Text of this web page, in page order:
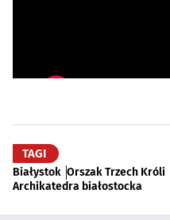
TAGI
Białystok Orszak Trzech Króli
Archikatedra białostocka